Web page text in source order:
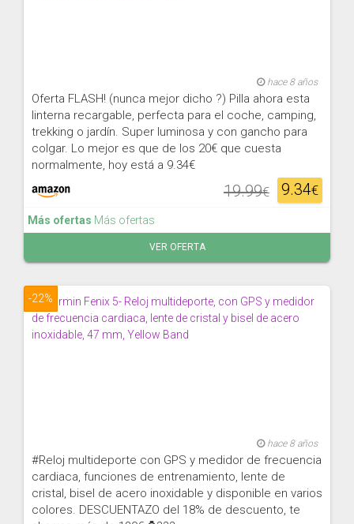
hace 8 años
Oferta FLASH! (nunca mejor dicho ?) Pilla ahora esta
linterna recargable, perfecta para el coche, camping,
trekking o jardín. Super luminosa y con gancho para
colgar. Lo mejor es que de los 20€ que cuesta
normalmente, hoy está a 9.34€
9.34€
19.99€
Más ofertas Más ofertas
VER OFERTA
-22%
hace 8 años
#Reloj multideporte con GPS y medidor de frecuencia
cardiaca, funciones de entrenamiento, lente de
cristal, bisel de acero inoxidable y disponible en varios
colores. DESCUENTAZO del 18% de descuento, te